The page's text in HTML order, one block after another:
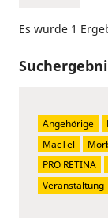
Es wurde 1
Angehörige
MacTel
PRO RETINA
Veranstaltung